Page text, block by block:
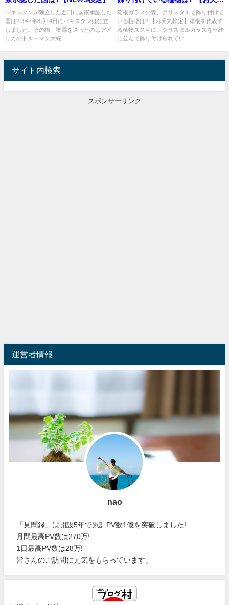
パキスタンが独立した翌日に国家承認した
国は?1947年8月14日にパキスタンは独立
しました。その際、祝電を送ったのはアメ
リカのトルーマン大統...
検定】
箱根ガラスの森、クリスタルで飾り付けて
いる植物は? 【お天気検定】箱根を代表す
る植物ススキに、クリスタルガラスを一緒
に並んで飾り付けられてい...
サイト内検索
スポンサーリンク
運営者情報
nao
「見聞録」は開設5年で累計PV数1億を突破しました!
月間最高PV数は270万!
1日最高PV数は28万!
皆さんのご訪問に元気をもらっています。